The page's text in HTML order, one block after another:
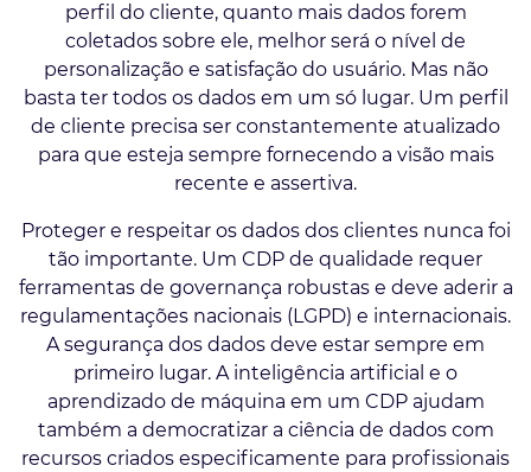
perfil do cliente, quanto mais dados forem
coletados sobre ele, melhor será o nível de
personalização e satisfação do usuário. Mas não
basta ter todos os dados em um só lugar. Um perfil
de cliente precisa ser constantemente atualizado
para que esteja sempre fornecendo a visão mais
recente e assertiva.
Proteger e respeitar os dados dos clientes nunca foi
tão importante. Um CDP de qualidade requer
ferramentas de governança robustas e deve aderir a
regulamentações nacionais (LGPD) e internacionais.
A segurança dos dados deve estar sempre em
primeiro lugar. A inteligência artificial e o
aprendizado de máquina em um CDP ajudam
também a democratizar a ciência de dados com
recursos criados especificamente para profissionais